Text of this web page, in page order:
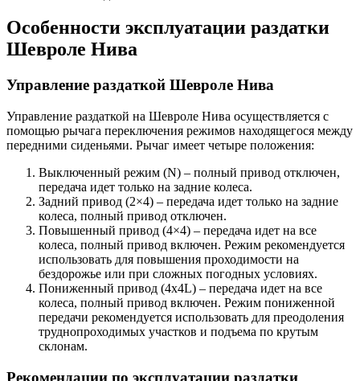
Особенности эксплуатации раздатки
Шевроле Нива
Управление раздаткой Шевроле Нива
Управление раздаткой на Шевроле Нива осуществляется с
помощью рычага переключения режимов находящегося между
передними сиденьями. Рычаг имеет четыре положения:
Выключенный режим (N) – полный привод отключен,
передача идет только на задние колеса.
Задний привод (2×4) – передача идет только на задние
колеса, полный привод отключен.
Повышенный привод (4×4) – передача идет на все
колеса, полный привод включен. Режим рекомендуется
использовать для повышения проходимости на
бездорожье или при сложных погодных условиях.
Пониженный привод (4x4L) – передача идет на все
колеса, полный привод включен. Режим пониженной
передачи рекомендуется использовать для преодоления
труднопроходимых участков и подъема по крутым
склонам.
Рекомендации по эксплуатации раздатки